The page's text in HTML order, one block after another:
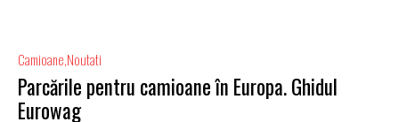
Camioane Noutati
Parcările pentru camioane în Europa. Ghidul
Eurowag